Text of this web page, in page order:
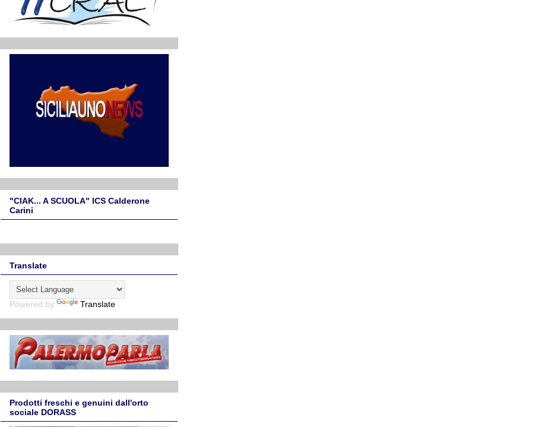
"CIAK... A SCUOLA" ICS Calderone
Carini
Translate
Powered by Translate
Prodotti freschi e genuini dall'orto
sociale DORASS